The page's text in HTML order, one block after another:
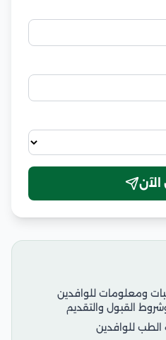
ومعلومات للوافدين
للوافدين